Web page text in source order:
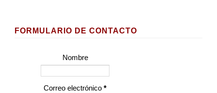
FORMULARIO DE CONTACTO
Nombre
Correo electrónico *